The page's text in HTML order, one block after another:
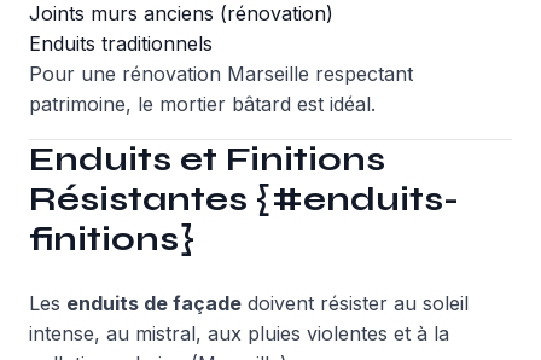
Joints murs anciens (rénovation)
Enduits traditionnels
Pour une rénovation Marseille respectant
patrimoine, le mortier bâtard est idéal.
Enduits et Finitions
Résistantes {#enduits-
finitions}
Les enduits de façade doivent résister au soleil
intense, au mistral, aux pluies violentes et à la